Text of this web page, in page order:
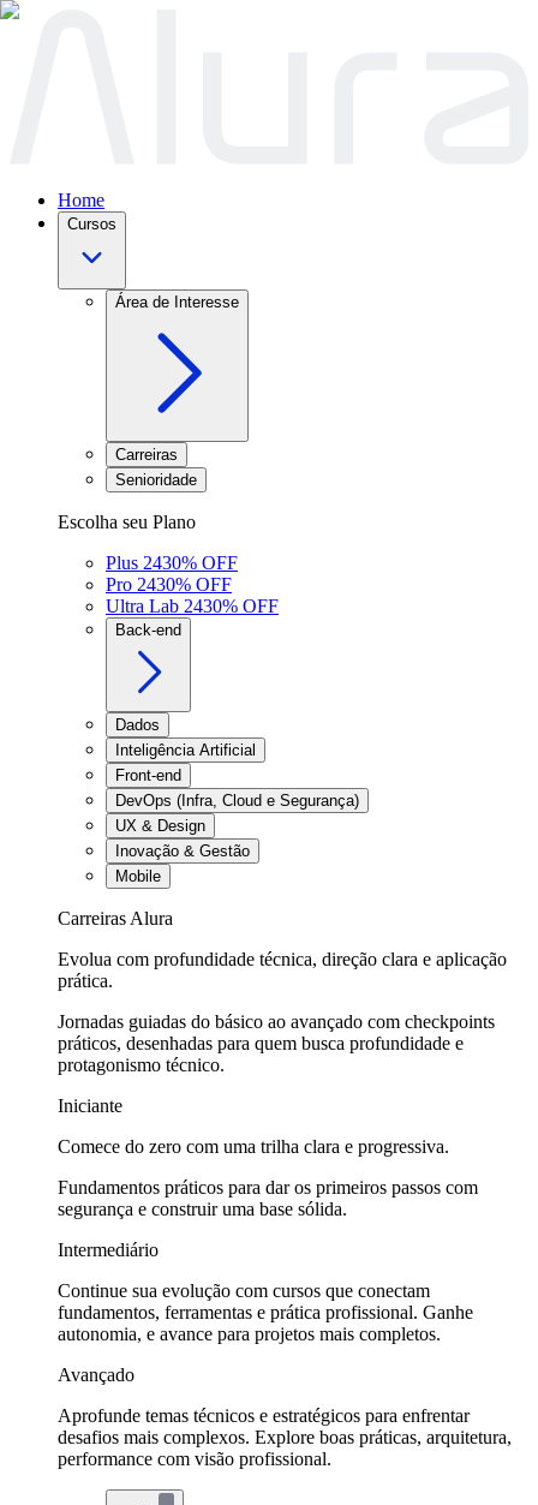
Home
Cursos
Área de Interesse
Carreiras
Senioridade
Escolha seu Plano
Plus 2430% OFF
Pro 2430% OFF
Ultra Lab 2430% OFF
Back-end
Dados
Inteligência Artificial
Front-end
DevOps (Infra, Cloud e Segurança)
UX & Design
Inovação & Gestão
Mobile
Carreiras Alura
Evolua com profundidade técnica, direção clara e aplicação
prática.
Jornadas guiadas do básico ao avançado com checkpoints
práticos, desenhadas para quem busca profundidade e
protagonismo técnico.
Iniciante
Comece do zero com uma trilha clara e progressiva.
Fundamentos práticos para dar os primeiros passos com
segurança e construir uma base sólida.
Intermediário
Continue sua evolução com cursos que conectam
fundamentos, ferramentas e prática profissional. Ganhe
autonomia, e avance para projetos mais completos.
Avançado
Aprofunde temas técnicos e estratégicos para enfrentar
desafios mais complexos. Explore boas práticas, arquitetura,
performance com visão profissional.